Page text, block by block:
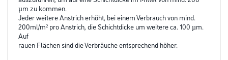
µm zu kommen.
Jeder weitere Anstrich erhöht, bei einem Verbrauch von mind.
200ml/m² pro Anstrich, die Schichtdicke um weitere ca. 100 µm.
Auf
rauen Flächen sind die Verbräuche entsprechend höher.